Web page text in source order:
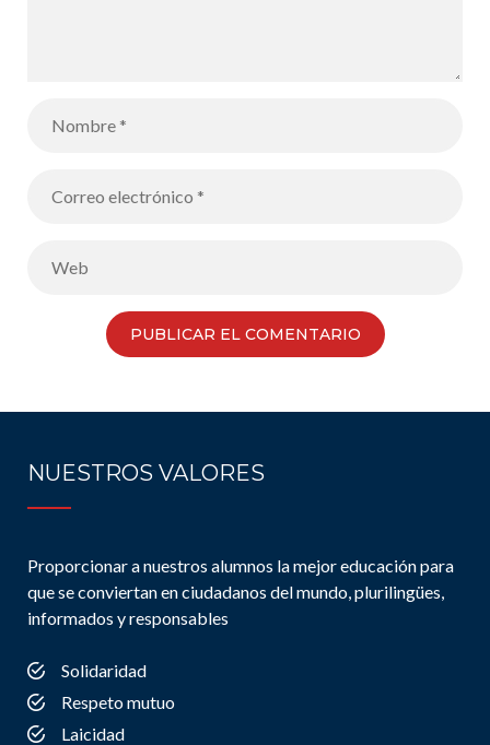
NUESTROS VALORES
Proporcionar a nuestros alumnos la mejor educación para
que se conviertan en ciudadanos del mundo, plurilingües,
informados y responsables
Solidaridad
Respeto mutuo
Laicidad